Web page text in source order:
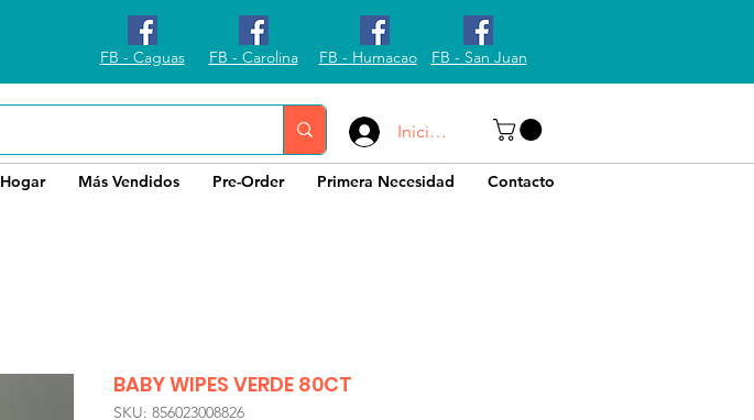
FB - Caguas FB - Carolina FB - Humacao FB - San Juan
Iniciar sesión
Hogar Más Vendidos Pre-Order Primera Necesidad Contacto
BABY WIPES VERDE 80CT
SKU: 856023008826